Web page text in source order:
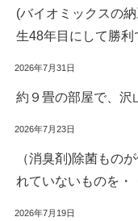
(バイオミックスの
生48年目にして勝利
2026年7月31日
約９畳の部屋で、沢
2026年7月23日
（消臭剤)除菌もの
れていないものを・
2026年7月19日